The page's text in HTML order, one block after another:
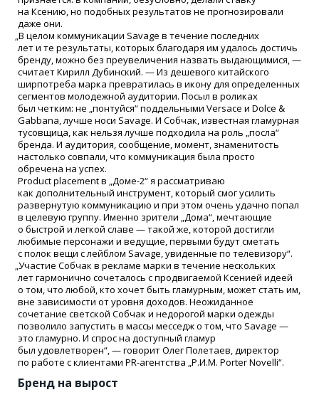
на Ксению, но подобных результатов не прогнозировали
даже они.
„В целом коммуникации Savage в течение последних
лет и те результаты, которых благодаря им удалось достичь
бренду, можно без преувеличения назвать выдающимися, —
считает Кирилл Дубинский. — Из дешевого китайского
ширпотреба марка превратилась в икону для определенных
сегментов молодежной аудитории. Посыл в роликах
был четким: не „понтуйся“ поддельными Versace и Dolce &
Gabbana, лучше носи Savage. И Собчак, известная гламурная
тусовщица, как нельзя лучше подходила на роль „посла“
бренда. И аудитория, сообщение, момент, знаменитость
настолько совпали, что коммуникация была просто
обречена на успех.
Product placement в „Доме-2“ я рассматриваю
как дополнительный инструмент, который смог усилить
развернутую коммуникацию и при этом очень удачно попал
в целевую группу. Именно зрители „Дома“, мечтающие
о быстрой и легкой славе — такой же, которой достигли
любимые персонажи и ведущие, первыми будут сметать
с полок вещи с лейблом Savage, увиденные по телевизору“.
„Участие Собчак в рекламе марки в течение нескольких
лет гармонично сочеталось с продвигаемой Ксенией идеей
о том, что любой, кто хочет быть гламурным, может стать им,
вне зависимости от уровня доходов. Неожиданное
сочетание светской Собчак и недорогой марки одежды
позволило запустить в массы месседж о том, что Savage —
это гламурно. И спрос на доступный гламур
был удовлетворен“, — говорит Олег Полетаев, директор
по работе с клиентами PR-агентства „Р.И.М. Porter Novelli“.
Бренд на вырост